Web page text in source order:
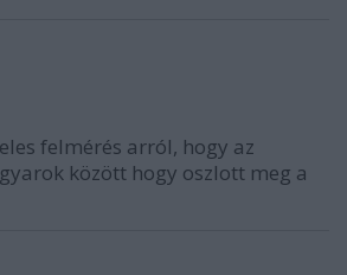
felmérés arról, hogy az
között hogy oszlott meg a